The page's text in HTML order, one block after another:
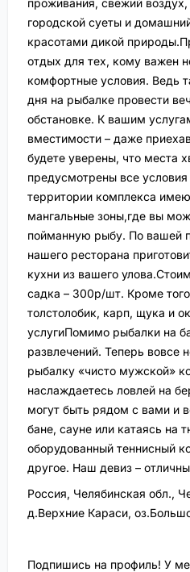
проживания, свежий воздух,
городской суеты и
красотами дикой
отдых для тех, кому важен
комфортные условия. Ведь
дня на рыбалке провести
обстановке. К вашим
вместимости – даже
будете уверены, что места
предусмотрены все
территории комплекса
мангальные зоны,где вы
пойманную рыбу. По вашей
нашего ресторана
кухни из вашего
садка – 300р/шт. Кроме
толстолобик, карп, щука и
услугиПомимо рыбалки на
развлечений. Теперь вовсе
рыбалку «чисто мужской»
наслаждаетесь ловлей на
могут быть рядом с вами и
бане, сауне или катаясь на
оборудованный теннисный
другое. Наш девиз –
Россия, Челябинская обл.,
д.Верхние Караси,
Подпишись на профиль! У